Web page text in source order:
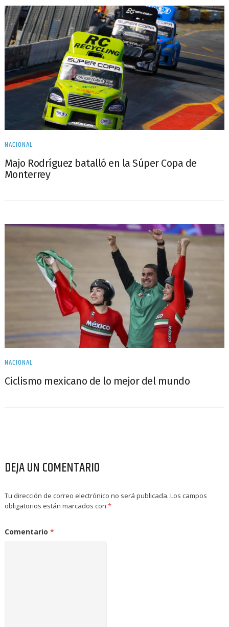
NACIONAL
Majo Rodríguez batalló en la Súper Copa de
Monterrey
NACIONAL
Ciclismo mexicano de lo mejor del mundo
DEJA UN COMENTARIO
Tu dirección de correo electrónico no será publicada. Los campos
obligatorios están marcados con *
Comentario *